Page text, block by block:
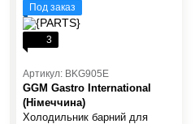
Под заказ
3
Артикул: BKG905E
GGM Gastro International
(Німеччина)
Холодильник барний для